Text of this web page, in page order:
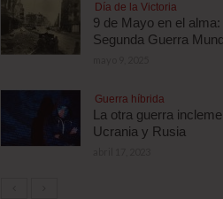
Día de la Victoria
9 de Mayo en el
Segunda Guerra
Guerra híbrida
La otra guerra
Ucrania y Rusia